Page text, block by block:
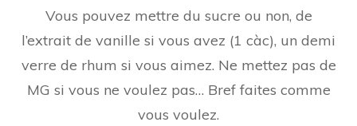
Vous pouvez mettre du sucre ou non, de
l’extrait de vanille si vous avez (1 càc), un demi
verre de rhum si vous aimez. Ne mettez pas de
MG si vous ne voulez pas… Bref faites comme
vous voulez.